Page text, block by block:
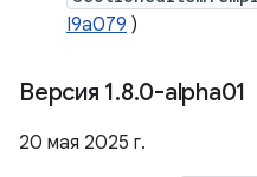
I9a079 )
Версия 1.8.0-alpha01
20 мая 2025 г.